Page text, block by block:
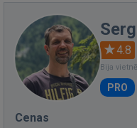
4.8
Bija
PRO
Cenas